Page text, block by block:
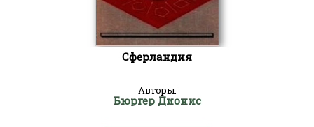
Сферландия
Авторы:
Бюргер Дионис